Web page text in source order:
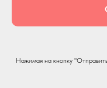
Нажимая на кнопку